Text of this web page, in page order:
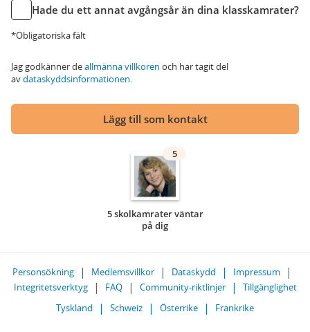
Hade du ett annat avgångsår än dina klasskamrater?
*Obligatoriska fält
Jag godkänner deallmänna villkoren och har tagit del
avdataskyddsinformationen.
Lägg till som kontakt
5
5 skolkamrater väntar
på dig
Personsökning Medlemsvillkor Dataskydd
Impressum
Integritetsverktyg
FAQ Community-riktlinjer
Tillgänglighet
Tyskland
Schweiz Österrike Frankrike